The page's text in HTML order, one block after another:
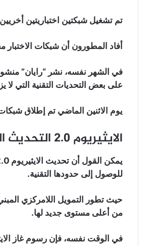
تم تشغيل شبكتين اختباريتين
أفاد المطورون أن شبكات الاختبار مستقرة ولديها أكثر من
على بعض التحديات التقنية التي لا
يوم الاثنين الماضي تم إطلاق شبكات
الايثيريوم 2.0 التحديث الذي طال انتظاره:
للوصول إلى حدودها التقنية.
حيث تطور التمويل اللامركزي
من أعلى مستوى جديد لها.
في الوقت نفسه، فإن رسوم غاز